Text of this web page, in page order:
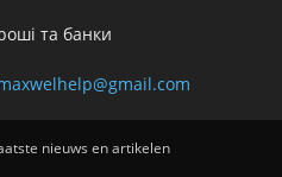
та банки
nieuws en artikelen